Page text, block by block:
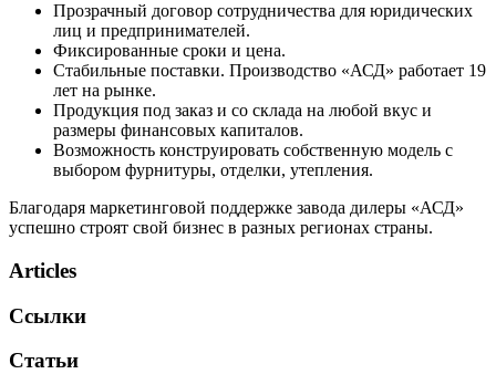
Прозрачный договор сотрудничества для юридических
лиц и предпринимателей.
Фиксированные сроки и цена.
Стабильные поставки. Производство «АСД» работает 19
лет на рынке.
Продукция под заказ и со склада на любой вкус и
размеры финансовых капиталов.
Возможность конструировать собственную модель с
выбором фурнитуры, отделки, утепления.
Благодаря маркетинговой поддержке завода дилеры «АСД»
успешно строят свой бизнес в разных регионах страны.
Articles
Ссылки
Статьи